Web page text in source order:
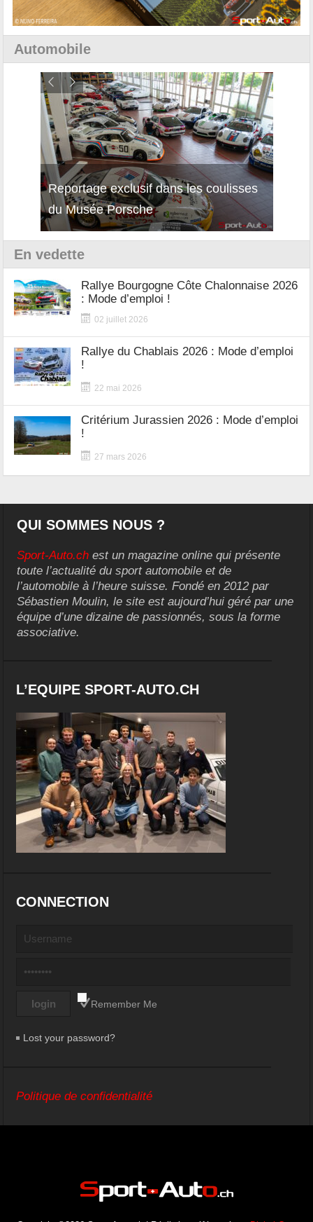
Automobile
Reportage exclusif dans les coulisses
du Musée Porsche
Découverte de la nouvelle Ferrari
12Cilindri Manuale
En vedette
Rallye Bourgogne Côte Chalonnaise 2026
: Mode d’emploi !
02 juillet 2026
Rallye du Chablais 2026 : Mode d’emploi
!
22 mai 2026
Critérium Jurassien 2026 : Mode d’emploi
!
27 mars 2026
QUI SOMMES NOUS ?
Sport-Auto.ch est un magazine online qui présente
toute l’actualité du sport automobile et de
l’automobile à l’heure suisse. Fondé en 2012 par
Sébastien Moulin, le site est aujourd’hui géré par une
équipe d’une dizaine de passionnés, sous la forme
associative.
L’EQUIPE SPORT-AUTO.CH
CONNECTION
Remember Me
Lost your password?
Politique de confidentialité